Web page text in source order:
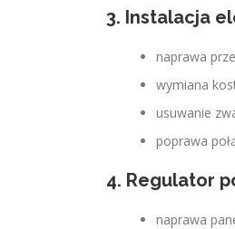
3. Instalacja
naprawa
wymiana
usuwanie
poprawa
4. Regulator
naprawa